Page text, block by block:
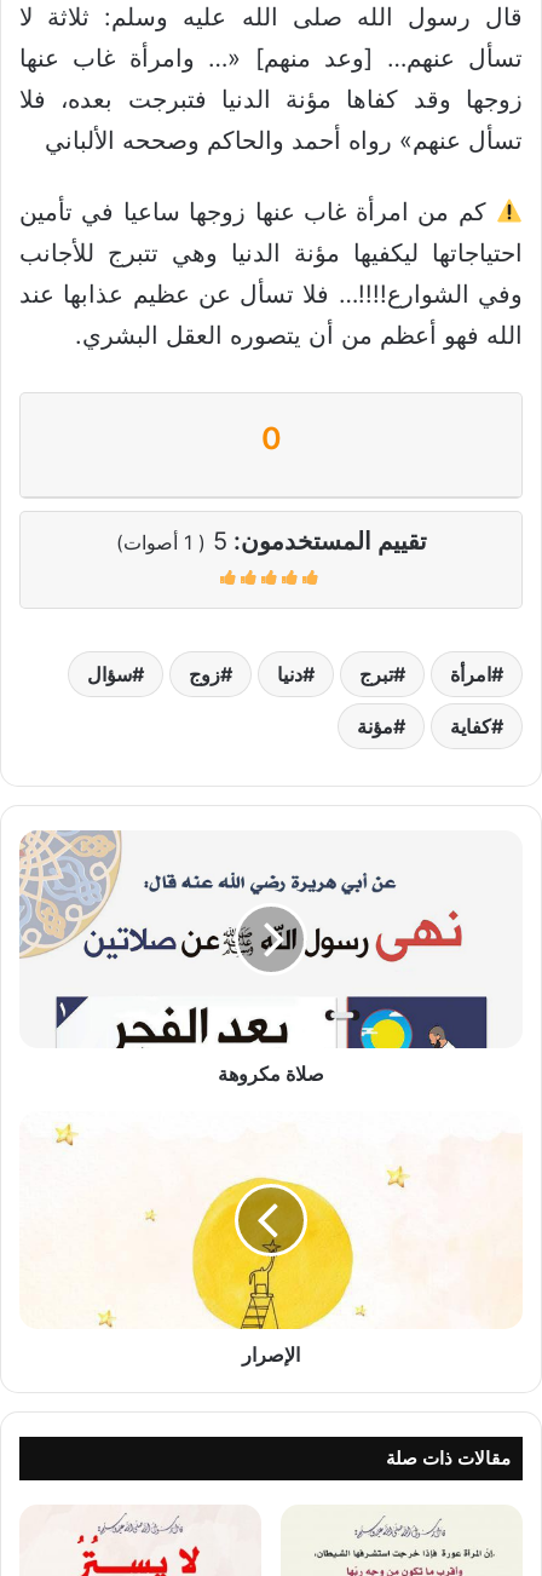
قال رسول الله صلى الله عليه وسلم: ثلاثة لا
تسأل عنهم… [وعد منهم] «… وامرأة غاب عنها
زوجها وقد كفاها مؤنة الدنيا فتبرجت بعده، فلا
تسأل عنهم» رواه أحمد والحاكم وصححه الألباني
كم من امرأة غاب عنها زوجها ساعيا في تأمين
احتياجاتها ليكفيها مؤنة الدنيا وهي تتبرج للأجانب
وفي الشوارع!!!!… فلا تسأل عن عظيم عذابها عند
الله فهو أعظم من أن يتصوره العقل البشري.
0
تقييم المستخدمون: 5
(
1 أصوات)
امرأة تبرج دنيا زوج سؤال
كفاية مؤنة
صلاة مكروهة
الإصرار
مقالات ذات صلة